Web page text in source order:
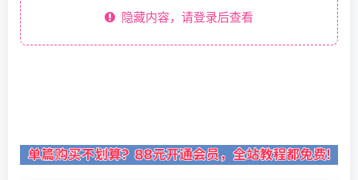
隐藏内容，请登录后查看